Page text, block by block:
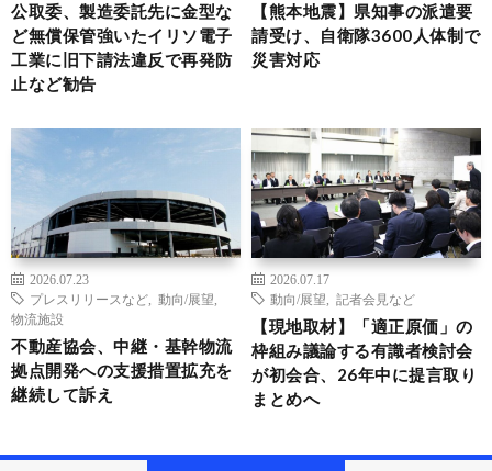
公取委、製造委託先に金型な
ど無償保管強いたイリソ電子
工業に旧下請法違反で再発防
止など勧告
【熊本地震】県知事の派遣要
請受け、自衛隊3600人体制で
災害対応
2026.07.23
プレスリリースなど
動向/展望
物流施設
不動産協会、中継・基幹物流
拠点開発への支援措置拡充を
継続して訴え
2026.07.17
動向/展望
記者会見など
【現地取材】「適正原価」の
枠組み議論する有識者検討会
が初会合、26年中に提言取り
まとめへ